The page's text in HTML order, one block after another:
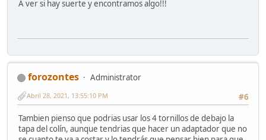
A ver si hay suerte y encontramos algo!!!
forozontes
Administrator
#6
Abril 28, 2021, 13:55:10 PM
Tambien pienso que podrias usar los 4 tornillos de debajo la
tapa del colín, aunque tendrias que hacer un adaptador que no